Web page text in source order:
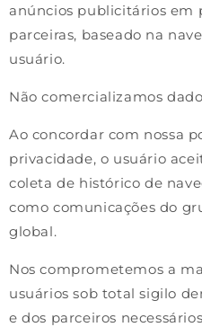
anúncios publicitários em
parceiras, baseado na
usuário.
Não comercializamos
Ao concordar com nossa
privacidade, o usuário
coleta de histórico de
como comunicações do
global.
Nos comprometemos a
usuários sob total sigilo
e dos parceiros